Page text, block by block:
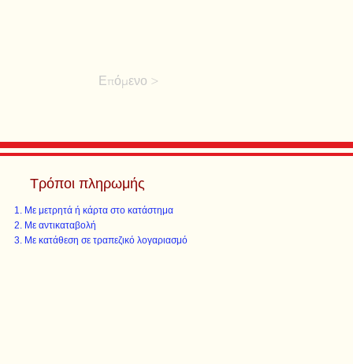
Επόμενο >
Τρόποι πληρωμής
Με μετρητά ή κάρτα στο κατάστημα
Με αντικαταβολή
Με κατάθεση σε τραπεζικό λογαριασμό